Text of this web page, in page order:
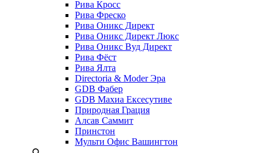
Рива Кросс
Рива Фреско
Рива Оникс Директ
Рива Оникс Директ Люкс
Рива Оникс Вуд Директ
Рива Фёст
Рива Ялта
Directoria & Moder Эра
GDB Фабер
GDB Махиа Ексесутиве
Природная Грация
Алсав Саммит
Принстон
Мульти Офис Вашингтон